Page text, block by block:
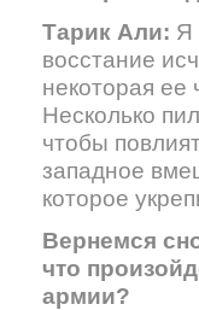
Тарик Али: Я
восстание
некоторая ее
Несколько
чтобы
западное
которое
Вернемся
что
армии?